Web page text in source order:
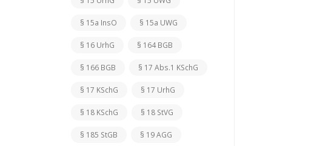
§ 15a InsO § 15a UWG
§ 16 UrhG § 164 BGB
§ 166 BGB § 17 Abs.1 KSchG
§ 17 KSchG § 17 UrhG
§ 18 KSchG § 18 StVG
§ 185 StGB § 19 AGG